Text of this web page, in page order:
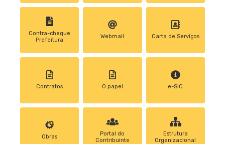
Contra-cheque
Prefeitura
Webmail Carta de Serviços
Contratos 0 papel e-SIC
Obras
Portal do
Contribuinte
Estrutura
Organizacional